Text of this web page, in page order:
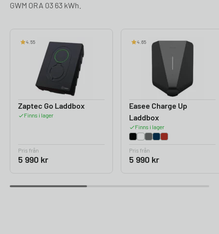
GWM ORA 03 63 kWh.
4.55
Zaptec Go Laddbox
Finns i lager
Pris från
5 990 kr
4.65
Easee Charge Up
Laddbox
Finns i lager
Pris från
5 990 kr